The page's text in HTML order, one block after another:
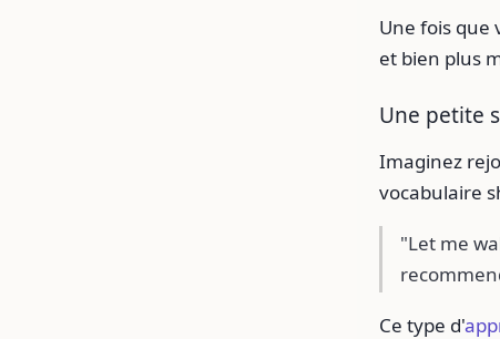
Une fois que
et bien plus
Une petite
Imaginez
vocabulaire
"Let me
Ce type d'